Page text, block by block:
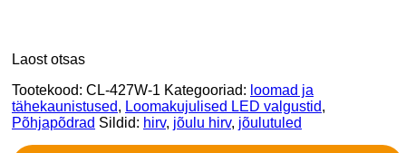
Laost otsas
Tootekood: CL-427W-1 Kategooriad: loomad ja
tähekaunistused, Loomakujulised LED valgustid,
Põhjapõdrad Sildid: hirv, jõulu hirv, jõulutuled